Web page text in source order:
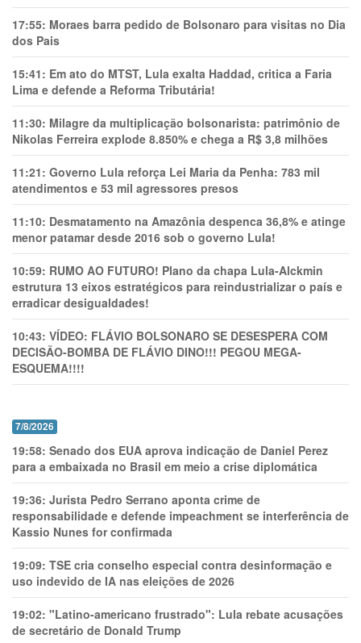
17:55: Moraes barra pedido de Bolsonaro para visitas no Dia
dos Pais
15:41: Em ato do MTST, Lula exalta Haddad, critica a Faria
Lima e defende a Reforma Tributária!
11:30: Milagre da multiplicação bolsonarista: patrimônio de
Nikolas Ferreira explode 8.850% e chega a R$ 3,8 milhões
11:21: Governo Lula reforça Lei Maria da Penha: 783 mil
atendimentos e 53 mil agressores presos
11:10: Desmatamento na Amazônia despenca 36,8% e atinge
menor patamar desde 2016 sob o governo Lula!
10:59: RUMO AO FUTURO! Plano da chapa Lula-Alckmin
estrutura 13 eixos estratégicos para reindustrializar o país e
erradicar desigualdades!
10:43: VÍDEO: FLÁVIO BOLSONARO SE DESESPERA COM
DECISÃO-BOMBA DE FLÁVIO DINO!!! PEGOU MEGA-
ESQUEMA!!!!
7/8/2026
19:58: Senado dos EUA aprova indicação de Daniel Perez
para a embaixada no Brasil em meio a crise diplomática
19:36: Jurista Pedro Serrano aponta crime de
responsabilidade e defende impeachment se interferência de
Kassio Nunes for confirmada
19:09: TSE cria conselho especial contra desinformação e
uso indevido de IA nas eleições de 2026
19:02: "Latino-americano frustrado": Lula rebate acusações
de secretário de Donald Trump